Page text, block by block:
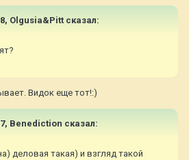
Olgusia&Pitt сказал:
Видок еще тот!:)
Benediction сказал:
деловая такая) и взгляд такой